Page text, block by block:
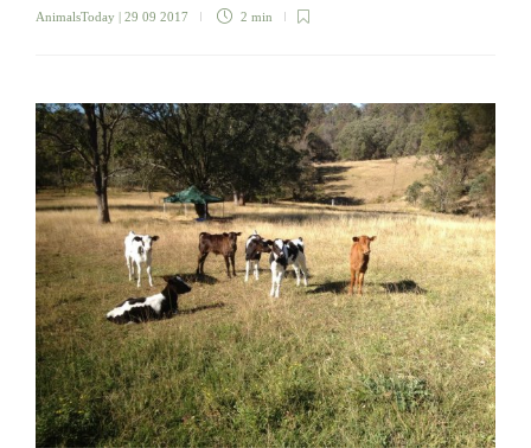
AnimalsToday | 29 09 2017 2 min